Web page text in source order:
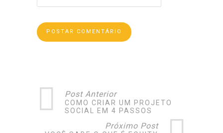
Post Anterior
COMO CRIAR UM PROJETO
SOCIAL EM 4 PASSOS
Próximo Post